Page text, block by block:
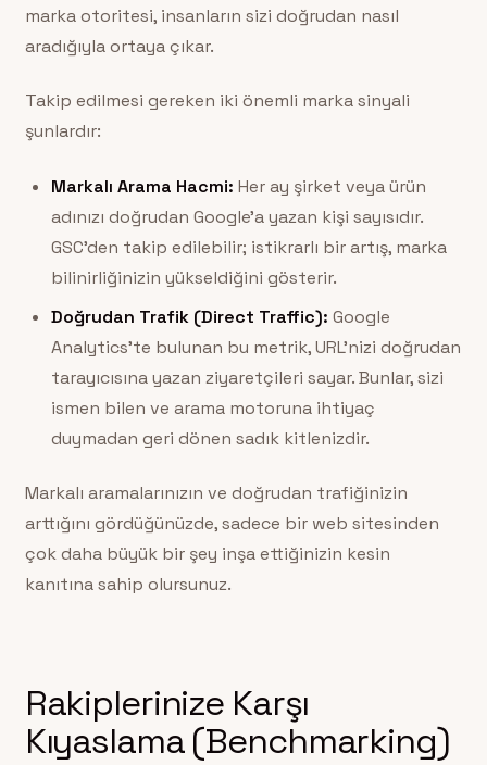
marka otoritesi, insanların sizi doğrudan nasıl
aradığıyla ortaya çıkar.
Takip edilmesi gereken iki önemli marka sinyali
şunlardır:
Markalı Arama Hacmi: Her ay şirket veya ürün
adınızı doğrudan Google’a yazan kişi sayısıdır.
GSC’den takip edilebilir; istikrarlı bir artış, marka
bilinirliğinizin yükseldiğini gösterir.
Doğrudan Trafik (Direct Traffic): Google
Analytics’te bulunan bu metrik, URL’nizi doğrudan
tarayıcısına yazan ziyaretçileri sayar. Bunlar, sizi
ismen bilen ve arama motoruna ihtiyaç
duymadan geri dönen sadık kitlenizdir.
Markalı aramalarınızın ve doğrudan trafiğinizin
arttığını gördüğünüzde, sadece bir web sitesinden
çok daha büyük bir şey inşa ettiğinizin kesin
kanıtına sahip olursunuz.
Rakiplerinize Karşı
Kıyaslama (Benchmarking)